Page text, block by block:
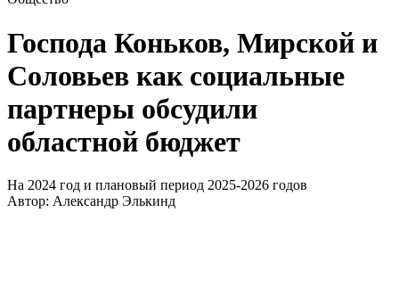
Господа Коньков, Мирской и
Соловьев как социальные
партнеры обсудили
областной бюджет
На 2024 год и плановый период 2025-2026 годов
Автор: Александр Элькинд